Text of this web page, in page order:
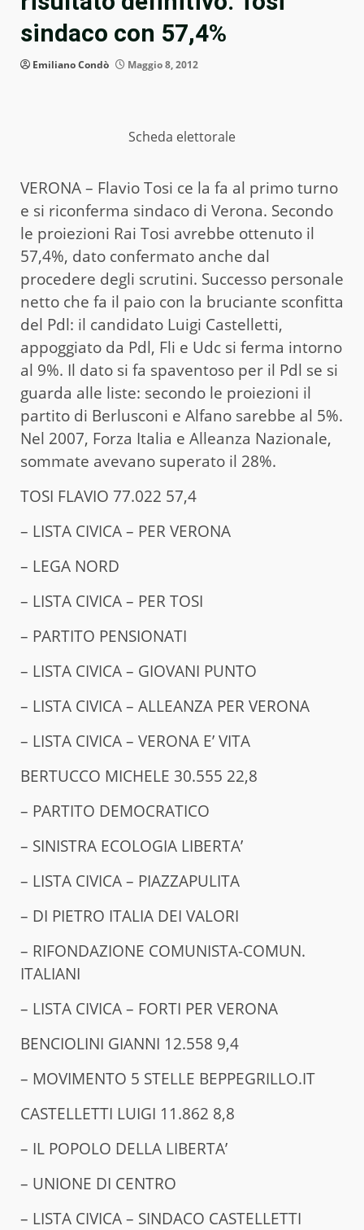
sindaco con 57,4%
Emiliano Condò Maggio 8, 2012
Scheda elettorale
VERONA – Flavio Tosi ce la fa al primo turno
e si riconferma sindaco di Verona. Secondo
le proiezioni Rai Tosi avrebbe ottenuto il
57,4%, dato confermato anche dal
procedere degli scrutini. Successo personale
netto che fa il paio con la bruciante sconfitta
del Pdl: il candidato Luigi Castelletti,
appoggiato da Pdl, Fli e Udc si ferma intorno
al 9%. Il dato si fa spaventoso per il Pdl se si
guarda alle liste: secondo le proiezioni il
partito di Berlusconi e Alfano sarebbe al 5%.
Nel 2007, Forza Italia e Alleanza Nazionale,
sommate avevano superato il 28%.
TOSI FLAVIO 77.022 57,4
– LISTA CIVICA – PER VERONA
– LEGA NORD
– LISTA CIVICA – PER TOSI
– PARTITO PENSIONATI
– LISTA CIVICA – GIOVANI PUNTO
– LISTA CIVICA – ALLEANZA PER VERONA
– LISTA CIVICA – VERONA E’ VITA
BERTUCCO MICHELE 30.555 22,8
– PARTITO DEMOCRATICO
– SINISTRA ECOLOGIA LIBERTA’
– LISTA CIVICA – PIAZZAPULITA
– DI PIETRO ITALIA DEI VALORI
– RIFONDAZIONE COMUNISTA-COMUN.
ITALIANI
– LISTA CIVICA – FORTI PER VERONA
BENCIOLINI GIANNI 12.558 9,4
– MOVIMENTO 5 STELLE BEPPEGRILLO.IT
CASTELLETTI LUIGI 11.862 8,8
– IL POPOLO DELLA LIBERTA’
– UNIONE DI CENTRO
– LISTA CIVICA – SINDACO CASTELLETTI